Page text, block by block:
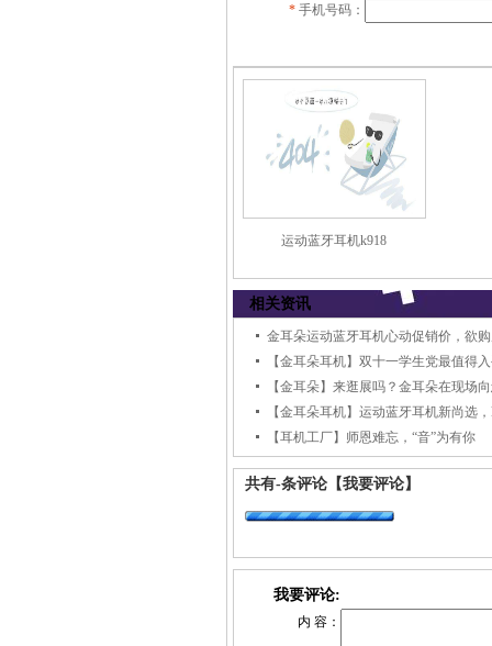
* 手机号码：
运动蓝牙耳机k918
相关资讯
金耳朵运动蓝牙耳机心动促销价，欲
【金耳朵】来逛展吗？金耳朵在现场
【金耳朵耳机】运动蓝牙耳机新尚选
【耳机工厂】师恩难忘，“音”为有你
共有-条评论 【我要评论】
我要评论:
内 容：